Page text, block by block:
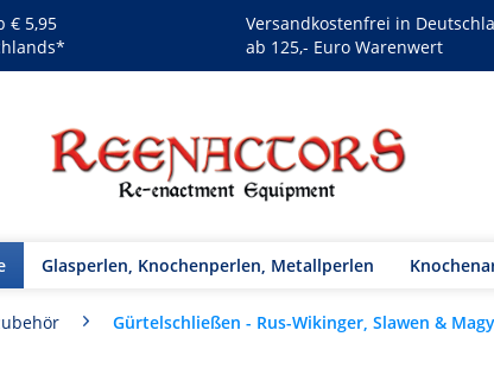
€ 5,95
Versandkostenfrei in
ab 125,- Euro Warenwert
Glasperlen, Knochenperlen, Metallperlen
Gürtelschließen - Rus-Wikinger, Slawen &